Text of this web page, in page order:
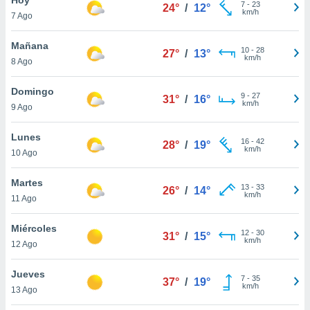
y
en
más
de
7 Ago
24° / 12° 7- 23
km/h
Mañana
8 Ago
27° / 13° 10- 28
km/h
Domingo
9 Ago
31° / 16° 9- 27
km/h
Lunes
10 Ago
28° / 19° 16- 42
km/h
Martes
11 Ago
26° / 14° 13- 33
km/h
Miércoles
12 Ago
31° / 15° 12- 30
km/h
Jueves
13 Ago
37° / 19° 7- 35
km/h